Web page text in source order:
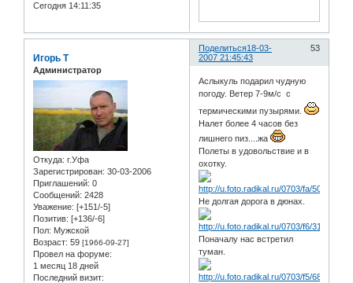
Сегодня 14:11:35
Поделиться 53
18-03-
2007 21:45:43
Игорь Т
Администратор
Откуда: г.Уфа
Зарегистрирован: 30-03-2006
Приглашений: 0
Сообщений: 2428
Уважение: [+151/-5]
Позитив: [+136/-6]
Пол: Мужской
Возраст: 59 [1966-09-27]
Провел на форуме:
1 месяц 18 дней
Последний визит:
Аслыкуль подарил чудную
погоду. Ветер 7-9м/с с
термическими пузырями.
Налет более 4 часов без
лишнего пиз....жа
Полеты в удовольствие и в
охотку.
Не долгая дорога в дюнах.
Поначалу нас встретил
туман.